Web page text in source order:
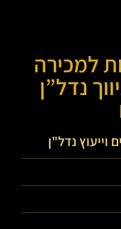
למכירה
נדל”ן
וייעוץ נדל"ן